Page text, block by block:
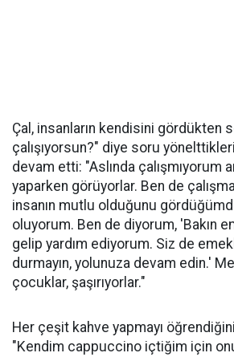
Çal, insanların kendisini gördükten
çalışıyorsun?" diye soru
devam etti: "Aslında çalışmıyorum
yaparken görüyorlar. Ben de
insanın mutlu olduğunu
oluyorum. Ben de diyorum, 'Bakın
gelip yardım ediyorum. Siz de
durmayın, yolunuza devam edin.'
çocuklar, şaşırıyorlar."
Her çeşit kahve yapmayı
"Kendim cappuccino içtiğim için